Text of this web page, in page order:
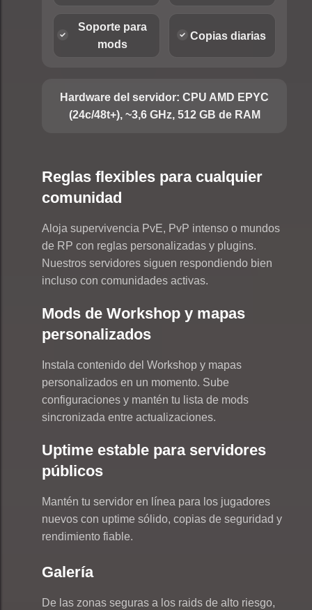
Soporte para
mods
Copias diarias
Hardware del servidor: CPU AMD EPYC
(24c/48t+), ~3,6 GHz, 512 GB de RAM
Reglas flexibles para cualquier
comunidad
Aloja supervivencia PvE, PvP intenso o mundos
de RP con reglas personalizadas y plugins.
Nuestros servidores siguen respondiendo bien
incluso con comunidades activas.
Mods de Workshop y mapas
personalizados
Instala contenido del Workshop y mapas
personalizados en un momento. Sube
configuraciones y mantén tu lista de mods
sincronizada entre actualizaciones.
Uptime estable para servidores
públicos
Mantén tu servidor en línea para los jugadores
nuevos con uptime sólido, copias de seguridad y
rendimiento fiable.
Galería
De las zonas seguras a los raids de alto riesgo,